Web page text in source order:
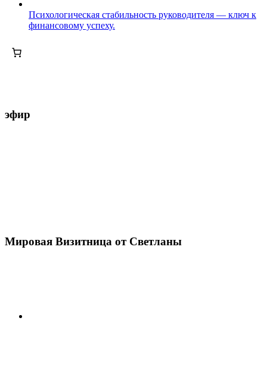
Психологическая стабильность руководителя — ключ к
финансовому успеху.
эфир
Мировая Визитница от Светланы